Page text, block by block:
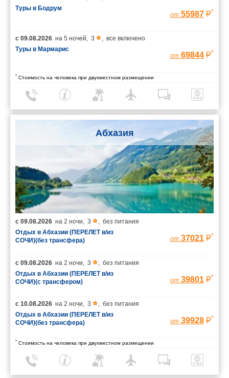
Туры в Бодрум
от 55987 *
с 09.08.2026 на 5 ночей, 3 , все включено
Туры в Мармарис
от 69844 *
* Стоимость на человека при двухместном размещении
Абхазия
с 09.08.2026 на 2 ночи, 3 , без питания
Отдых в Абхазии (ПЕРЕЛЕТ в/из
СОЧИ)(без трансфера)
от 37021 *
с 09.08.2026 на 2 ночи, 3 , без питания
Отдых в Абхазии (ПЕРЕЛЕТ в/из
СОЧИ)(с трансфером)
от 39801 *
с 10.08.2026 на 2 ночи, 3 , без питания
Отдых в Абхазии (ПЕРЕЛЕТ в/из
СОЧИ)(без трансфера)
от 39928 *
* Стоимость на человека при двухместном размещении